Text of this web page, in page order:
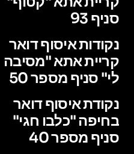
סניף 93
נקודות איסוף דואר
קריית אתא "מסיבה
לי" סניף מספר 50
נקודת איסוף דואר
בחיפה "כלבו חגי"
סניף מספר 40